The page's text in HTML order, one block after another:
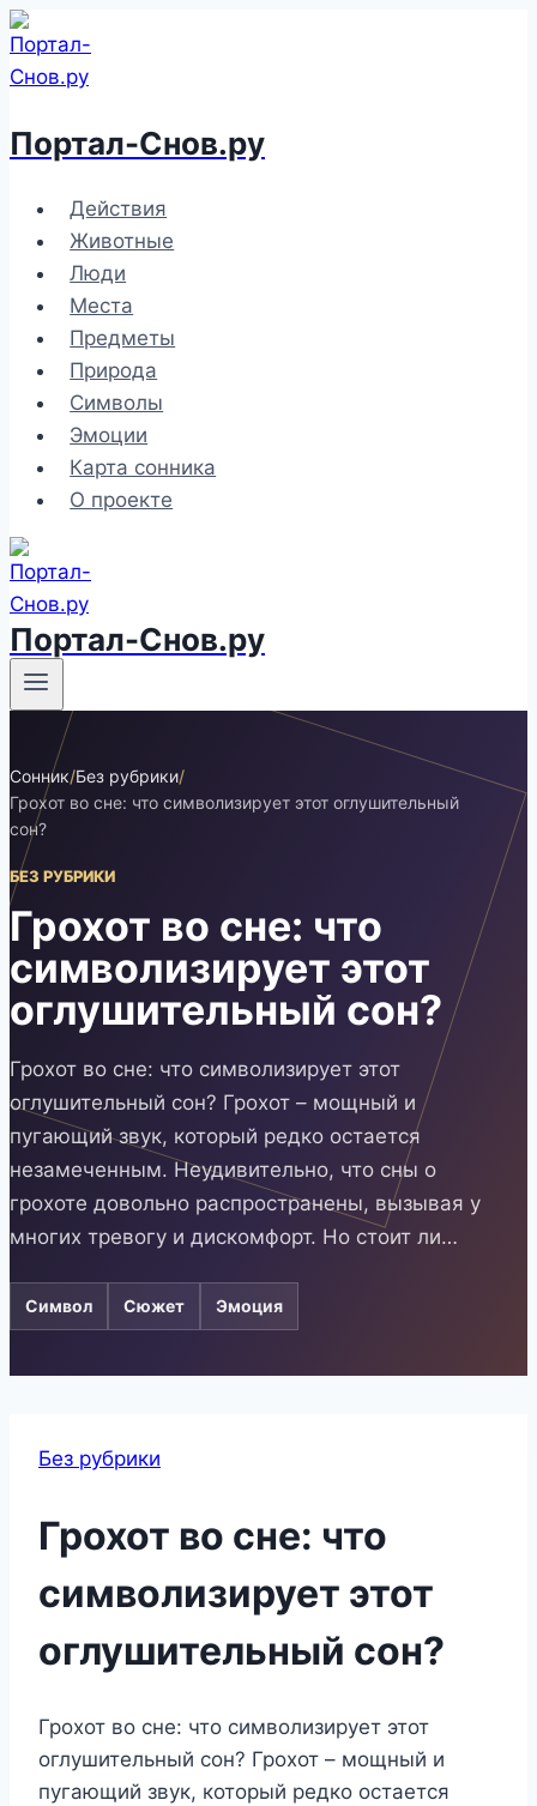
Перейти
к
содержимому
Портал-Снов.ру
Действия
Животные
Люди
Места
Предметы
Природа
Символы
Эмоции
Карта сонника
О проекте
Портал-Снов.ру
Сонник/Без рубрики/
Грохот во сне: что символизирует этот оглушительный
сон?
БЕЗ РУБРИКИ
Грохот во сне: что
символизирует этот
оглушительный сон?
Грохот во сне: что символизирует этот
оглушительный сон? Грохот – мощный и
пугающий звук, который редко остается
незамеченным. Неудивительно, что сны о
грохоте довольно распространены, вызывая у
многих тревогу и дискомфорт. Но стоит ли…
Символ Сюжет Эмоция
Без рубрики
Грохот во сне: что
символизирует этот
оглушительный сон?
Грохот во сне: что символизирует этот
оглушительный сон? Грохот – мощный и
пугающий звук, который редко остается